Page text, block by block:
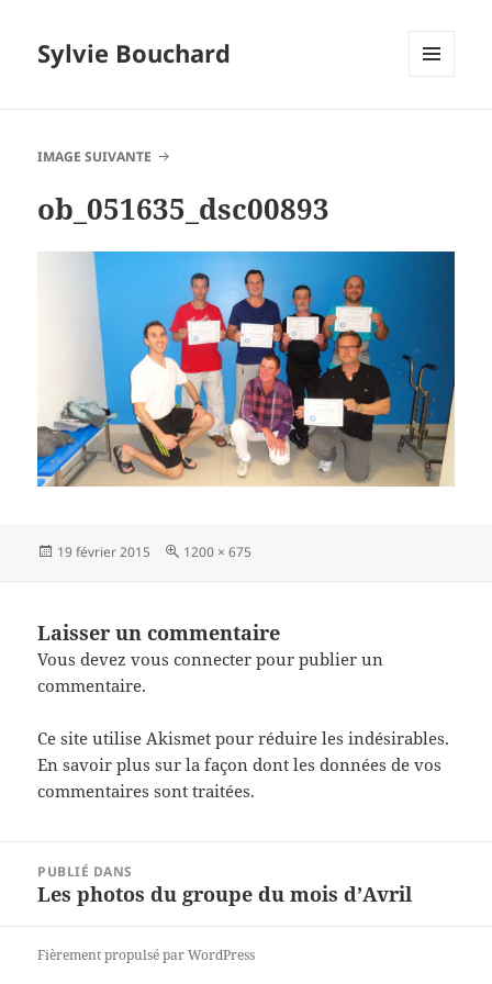
Sylvie Bouchard
IMAGE SUIVANTE
ob_051635_dsc00893
Publié
19 février 2015
Taille
1200 × 675
Laisser un commentaire
Vous devezvous connecter pour publier un
commentaire.
Ce site utilise Akismet pour réduire les indésirables.
En savoir plus sur la façon dont les données de vos
commentaires sont traitées.
l’article
PUBLIÉ DANS
Les photos du groupe du mois d’Avril
Fièrement propulsé par WordPress